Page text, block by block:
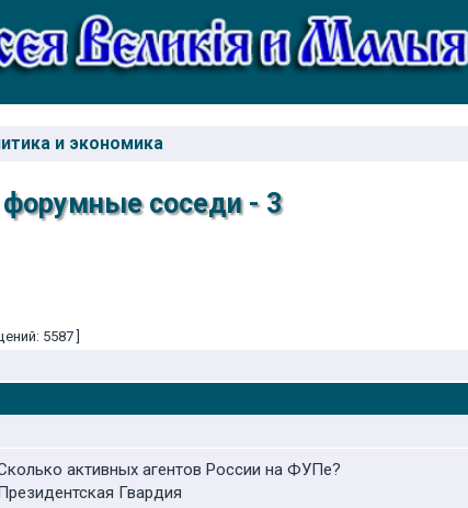
и экономика
соседи - 3
5587 ]
активных агентов России на ФУПе?
Гвардия